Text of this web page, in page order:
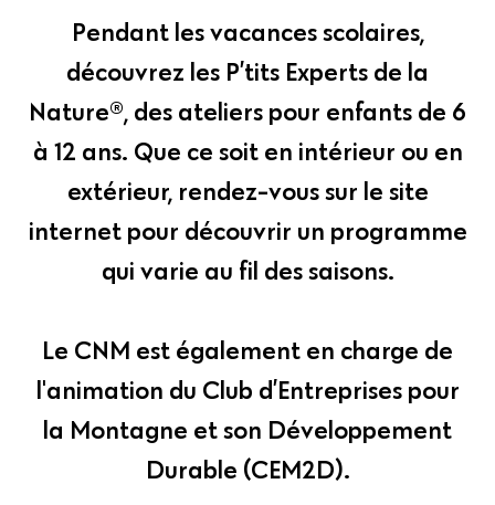
Pendant les vacances scolaires,
découvrez les P’tits Experts de la
Nature®, des ateliers pour enfants de 6
à 12 ans. Que ce soit en intérieur ou en
extérieur, rendez-vous sur le site
internet pour découvrir un programme
qui varie au fil des saisons.
Le CNM est également en charge de
l'animation du Club d’Entreprises pour
la Montagne et son Développement
Durable (CEM2D).